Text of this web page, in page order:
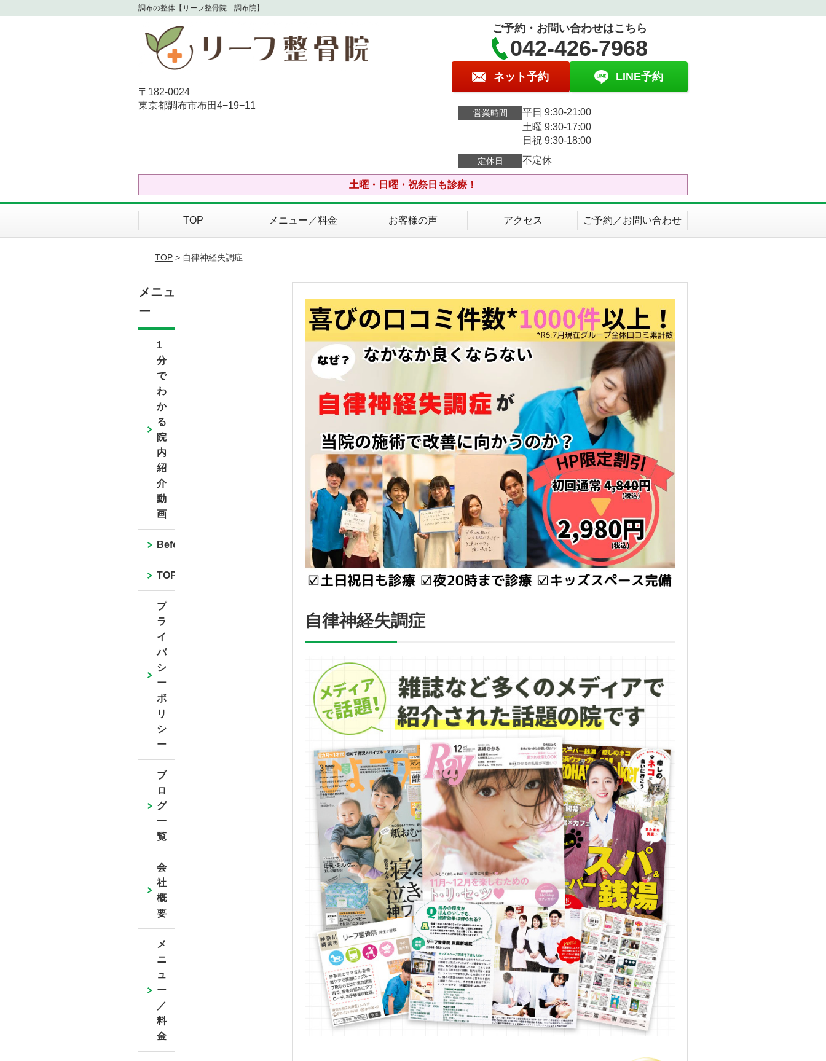
調布の整体【リーフ整骨院 調布院】
〒182-0024
東京都調布市布田4−19−11
ご予約・お問い合わせはこちら
042-426-7968
ネット予約 LINE予約
営業時間
平日 9:30-21:00
土曜 9:30-17:00
日祝 9:30-18:00
定休日 不定休
土曜・日曜・祝祭日も診療！
TOP メニュー／料金 お客様の声 アクセス ご予約／お問い合わせ
TOP> 自律神経失調症
自律神経失調症
メニュ
ー
1
分
で
わ
か
る
院
内
紹
介
動
画
BeforeAfter
TOP
プ
ラ
イ
バ
シ
ー
ポ
リ
シ
ー
ブ
ロ
グ
一
覧
会
社
概
要
メ
ニ
ュ
ー
／
料
金